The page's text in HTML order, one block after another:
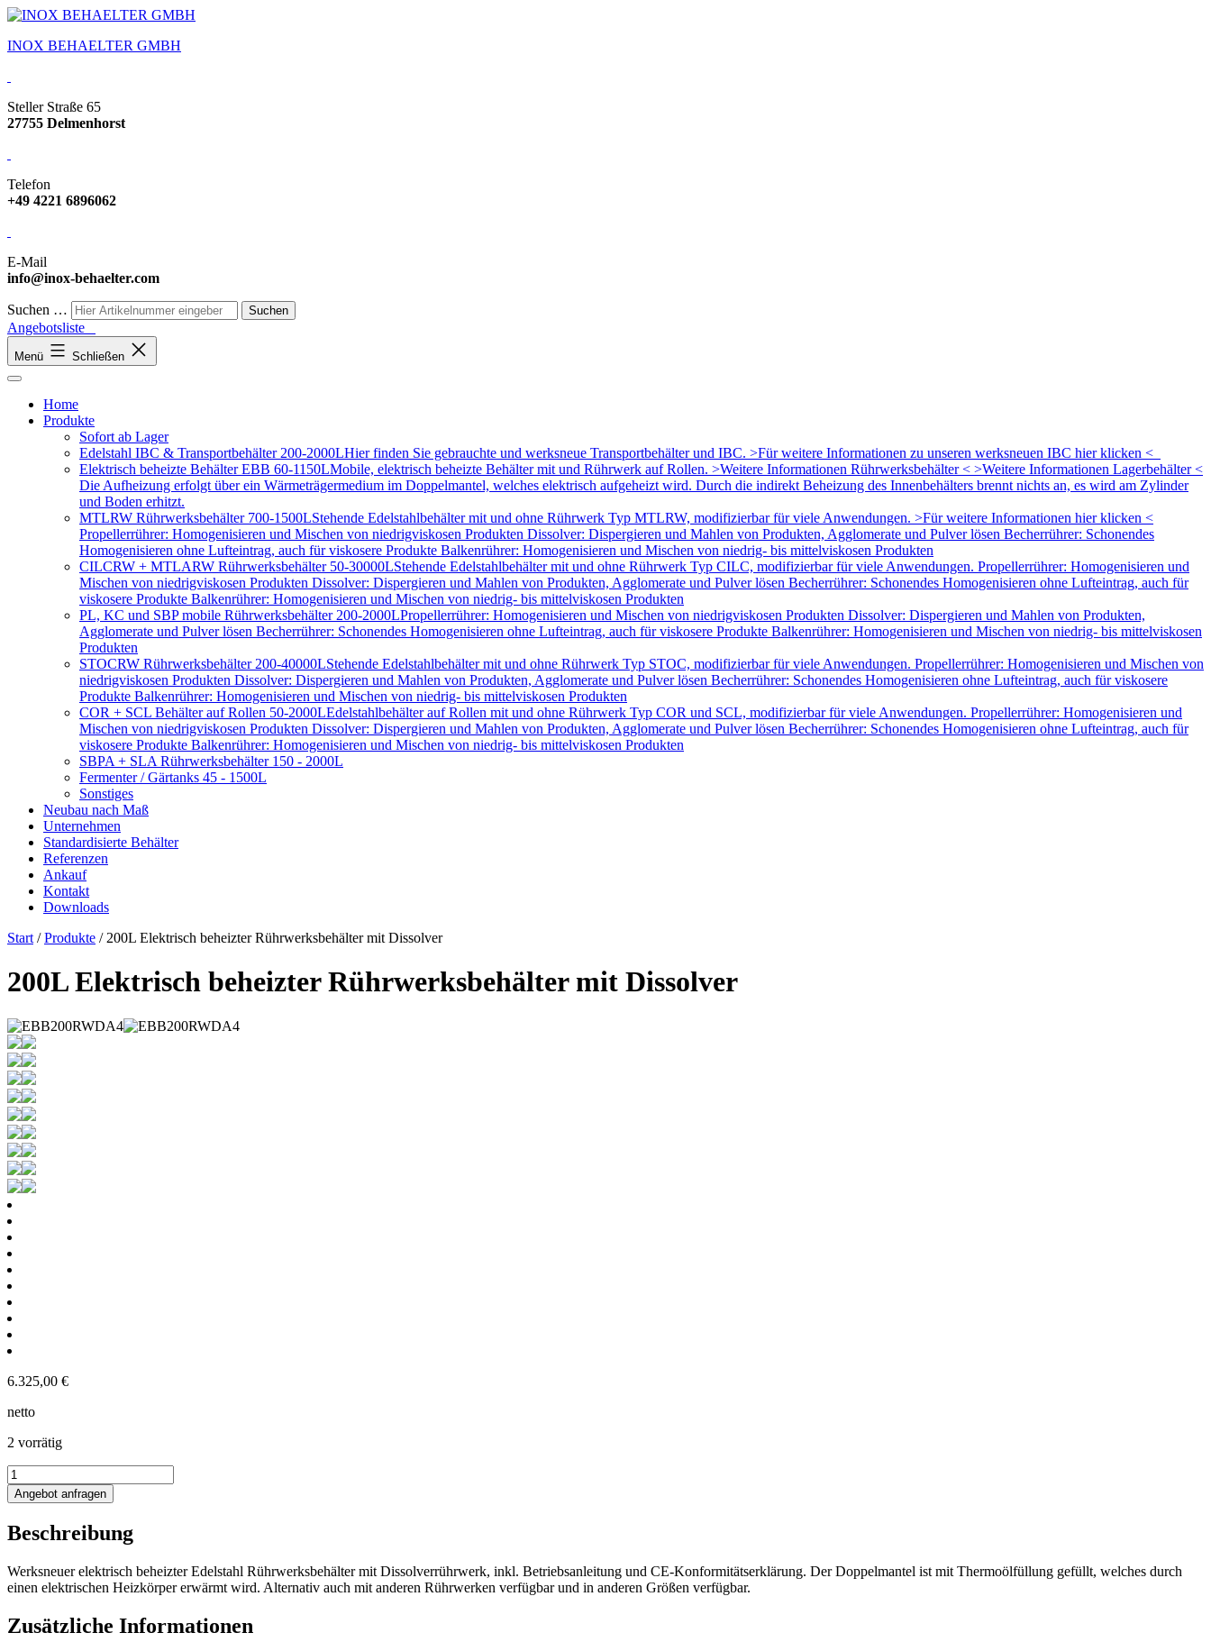
INOX BEHAELTER GMBH
Steller Straße 65
27755 Delmenhorst
Telefon
+49 4221 6896062
E-Mail
info@inox-behaelter.com
Suchen …
Angebotsliste
Menü Schließen
Home
Produkte
Sofort ab Lager
Edelstahl IBC & Transportbehälter 200-2000LHier finden Sie gebrauchte und werksneue Transportbehälter und IBC. >Für weitere Informationen zu unseren werksneuen IBC hier klicken <
Elektrisch beheizte Behälter EBB 60-1150LMobile, elektrisch beheizte Behälter mit und Rührwerk auf Rollen. >Weitere Informationen Rührwerksbehälter < >Weitere Informationen Lagerbehälter <
Die Aufheizung erfolgt über ein Wärmeträgermedium im Doppelmantel, welches elektrisch aufgeheizt wird. Durch die indirekt Beheizung des Innenbehälters brennt nichts an, es wird am Zylinder
und Boden erhitzt.
MTLRW Rührwerksbehälter 700-1500LStehende Edelstahlbehälter mit und ohne Rührwerk Typ MTLRW, modifizierbar für viele Anwendungen. >Für weitere Informationen hier klicken <
Propellerrührer: Homogenisieren und Mischen von niedrigviskosen Produkten Dissolver: Dispergieren und Mahlen von Produkten, Agglomerate und Pulver lösen Becherrührer: Schonendes
Homogenisieren ohne Lufteintrag, auch für viskosere Produkte Balkenrührer: Homogenisieren und Mischen von niedrig- bis mittelviskosen Produkten
CILCRW + MTLARW Rührwerksbehälter 50-30000LStehende Edelstahlbehälter mit und ohne Rührwerk Typ CILC, modifizierbar für viele Anwendungen. Propellerrührer: Homogenisieren und
Mischen von niedrigviskosen Produkten Dissolver: Dispergieren und Mahlen von Produkten, Agglomerate und Pulver lösen Becherrührer: Schonendes Homogenisieren ohne Lufteintrag, auch für
viskosere Produkte Balkenrührer: Homogenisieren und Mischen von niedrig- bis mittelviskosen Produkten
PL, KC und SBP mobile Rührwerksbehälter 200-2000LPropellerrührer: Homogenisieren und Mischen von niedrigviskosen Produkten Dissolver: Dispergieren und Mahlen von Produkten,
Agglomerate und Pulver lösen Becherrührer: Schonendes Homogenisieren ohne Lufteintrag, auch für viskosere Produkte Balkenrührer: Homogenisieren und Mischen von niedrig- bis mittelviskosen
Produkten
STOCRW Rührwerksbehälter 200-40000LStehende Edelstahlbehälter mit und ohne Rührwerk Typ STOC, modifizierbar für viele Anwendungen. Propellerrührer: Homogenisieren und Mischen von
niedrigviskosen Produkten Dissolver: Dispergieren und Mahlen von Produkten, Agglomerate und Pulver lösen Becherrührer: Schonendes Homogenisieren ohne Lufteintrag, auch für viskosere
Produkte Balkenrührer: Homogenisieren und Mischen von niedrig- bis mittelviskosen Produkten
COR + SCL Behälter auf Rollen 50-2000LEdelstahlbehälter auf Rollen mit und ohne Rührwerk Typ COR und SCL, modifizierbar für viele Anwendungen. Propellerrührer: Homogenisieren und
Mischen von niedrigviskosen Produkten Dissolver: Dispergieren und Mahlen von Produkten, Agglomerate und Pulver lösen Becherrührer: Schonendes Homogenisieren ohne Lufteintrag, auch für
viskosere Produkte Balkenrührer: Homogenisieren und Mischen von niedrig- bis mittelviskosen Produkten
SBPA + SLA Rührwerksbehälter 150 - 2000L
Fermenter / Gärtanks 45 - 1500L
Sonstiges
Neubau nach Maß
Unternehmen
Standardisierte Behälter
Referenzen
Ankauf
Kontakt
Downloads
Start /Produkte / 200L Elektrisch beheizter Rührwerksbehälter mit Dissolver
200L Elektrisch beheizter Rührwerksbehälter mit Dissolver
6.325,00 €
netto
2 vorrätig
200L
Elektrisch
beheizter
mit
Menge
Angebot anfragen
Beschreibung
Werksneuer elektrisch beheizter Edelstahl Rührwerksbehälter mit Dissolverrührwerk, inkl. Betriebsanleitung und CE-Konformitätserklärung. Der Doppelmantel ist mit Thermoölfüllung gefüllt, welches durch
einen elektrischen Heizkörper erwärmt wird. Alternativ auch mit anderen Rührwerken verfügbar und in anderen Größen verfügbar.
Zusätzliche Informationen